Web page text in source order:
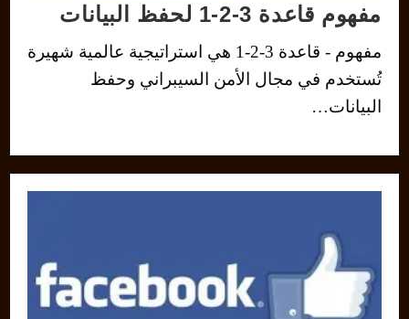
مفهوم قاعدة 3-2-1 لحفظ البيانات
مفهوم - قاعدة 3-2-1 هي استراتيجية عالمية شهيرة
تُستخدم في مجال الأمن السيبراني وحفظ
البيانات…